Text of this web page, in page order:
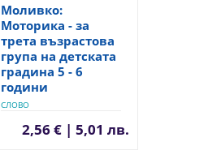
Моливко:
Моторика - за
трета възрастова
група на детската
градина 5 - 6
години
СЛОВО
2,56 € | 5,01 лв.